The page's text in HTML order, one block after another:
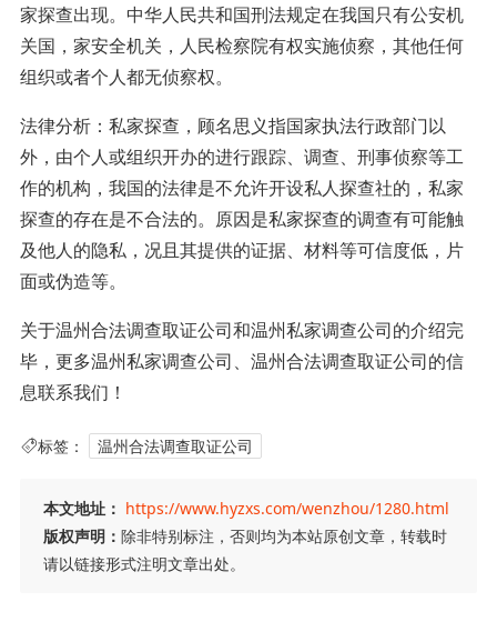
家探查出现。中华人民共和国刑法规定在我国只有公安机
关国，家安全机关，人民检察院有权实施侦察，其他任何
组织或者个人都无侦察权。
法律分析：私家探查，顾名思义指国家执法行政部门以
外，由个人或组织开办的进行跟踪、调查、刑事侦察等工
作的机构，我国的法律是不允许开设私人探查社的，私家
探查的存在是不合法的。原因是私家探查的调查有可能触
及他人的隐私，况且其提供的证据、材料等可信度低，片
面或伪造等。
关于温州合法调查取证公司和温州私家调查公司的介绍完
毕，更多温州私家调查公司、温州合法调查取证公司的信
息联系我们！
标签： 温州合法调查取证公司
本文地址： https://www.hyzxs.com/wenzhou/1280.html
版权声明： 除非特别标注，否则均为本站原创文章，转载时
请以链接形式注明文章出处。